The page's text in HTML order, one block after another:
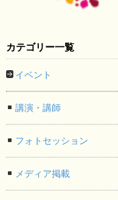
カテゴリー一覧
イベント
講演・講師
フォトセッション
メディア掲載